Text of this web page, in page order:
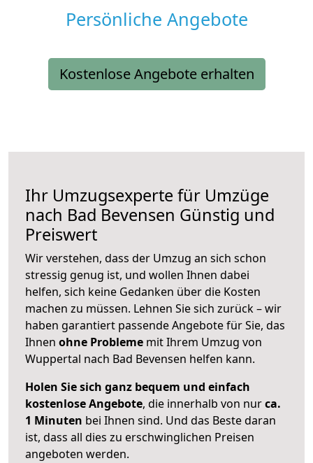
Persönliche Angebote
Kostenlose Angebote erhalten
Ihr Umzugsexperte für Umzüge
nach Bad Bevensen Günstig und
Preiswert
Wir verstehen, dass der Umzug an sich schon
stressig genug ist, und wollen Ihnen dabei
helfen, sich keine Gedanken über die Kosten
machen zu müssen. Lehnen Sie sich zurück – wir
haben garantiert passende Angebote für Sie, das
Ihnen ohne Probleme mit Ihrem Umzug von
Wuppertal nach Bad Bevensen helfen kann.
Holen Sie sich ganz bequem und einfach
kostenlose Angebote, die innerhalb von nurca.
1 Minuten bei Ihnen sind. Und das Beste daran
ist, dass all dies zu erschwinglichen Preisen
angeboten werden.